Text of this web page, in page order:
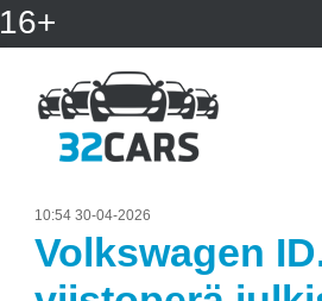
16+
10:54 30-04-2026
Volkswagen